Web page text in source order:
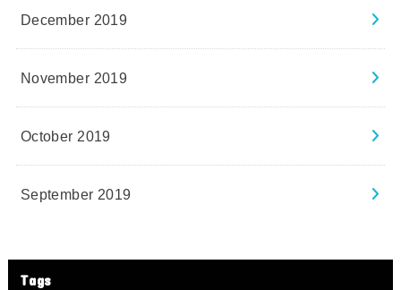
December 2019
November 2019
October 2019
September 2019
Tags